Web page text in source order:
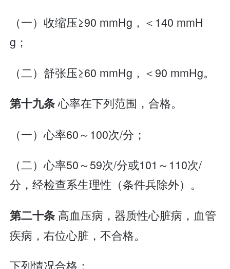
（一）收缩压≥90 mmHg，＜140 mmH
g；
（二）舒张压≥60 mmHg，＜90 mmHg。
第十九条心率在下列范围，合格。
（一）心率60～100次/分；
（二）心率50～59次/分或101～110次/
分，经检查系生理性（条件兵除外）。
第二十条 高血压病，器质性心脏病，血管
疾病，右位心脏，不合格。
下列情况合格：